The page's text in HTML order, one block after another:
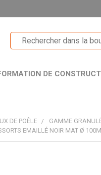
DE
DE POÊLE GAMME
EMAILLÉ NOIR MAT Ø